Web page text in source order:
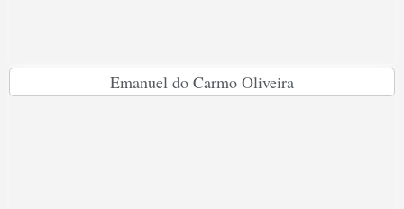
Emanuel do Carmo Oliveira